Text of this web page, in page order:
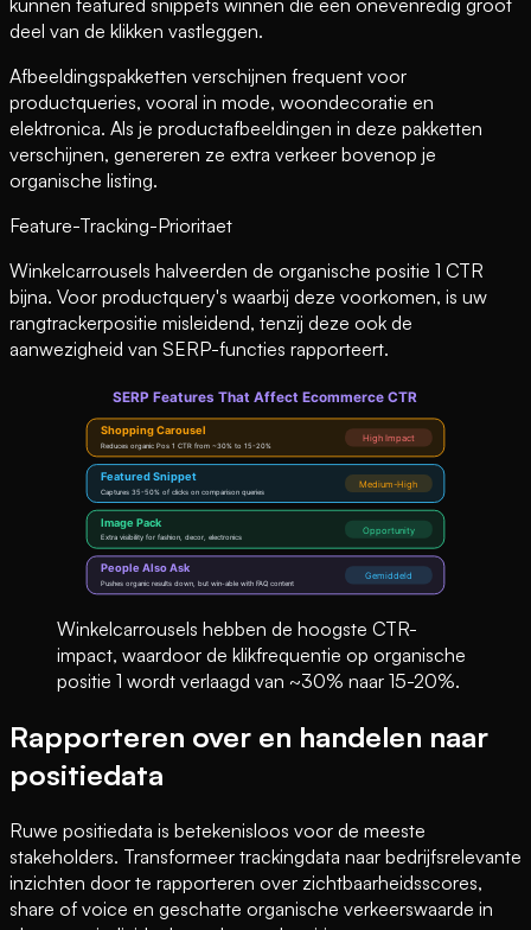
deel van de klikken vastleggen.
Afbeeldingspakketten verschijnen frequent voor
productqueries, vooral in mode, woondecoratie en
elektronica. Als je productafbeeldingen in deze pakketten
verschijnen, genereren ze extra verkeer bovenop je
organische listing.
Feature-Tracking-Prioritaet
Winkelcarrousels halveerden de organische positie 1 CTR
bijna. Voor productquery's waarbij deze voorkomen, is uw
rangtrackerpositie misleidend, tenzij deze ook de
aanwezigheid van SERP-functies rapporteert.
Winkelcarrousels hebben de hoogste CTR-
impact, waardoor de klikfrequentie op organische
positie 1 wordt verlaagd van ~30% naar 15-20%.
Rapporteren over en handelen naar
positiedata
Ruwe positiedata is betekenisloos voor de meeste
stakeholders. Transformeer trackingdata naar bedrijfsrelevante
inzichten door te rapporteren over zichtbaarheidsscores,
share of voice en geschatte organische verkeerswaarde in